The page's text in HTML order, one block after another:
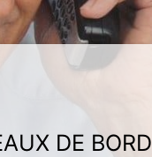
DE BORD